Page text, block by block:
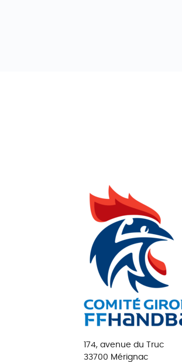
174, avenue du Truc
33700 Mérignac